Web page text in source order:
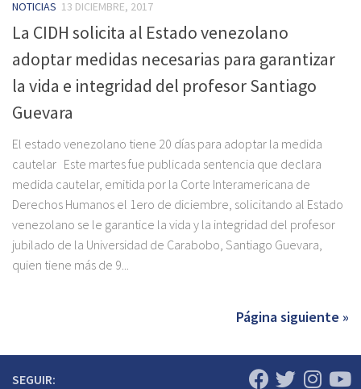
NOTICIAS 13 DICIEMBRE, 2017
La CIDH solicita al Estado venezolano
adoptar medidas necesarias para garantizar
la vida e integridad del profesor Santiago
Guevara
El estado venezolano tiene 20 días para adoptar la medida
cautelar Este martes fue publicada sentencia que declara
medida cautelar, emitida por la Corte Interamericana de
Derechos Humanos el 1ero de diciembre, solicitando al Estado
venezolano se le garantice la vida y la integridad del profesor
jubilado de la Universidad de Carabobo, Santiago Guevara,
quien tiene más de 9...
Página siguiente »
SEGUIR: